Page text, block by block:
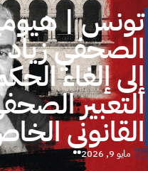
تونس |
الصحفي زياد
إلى إلغاء
التعبير
القانوني
مايو 9, 2026